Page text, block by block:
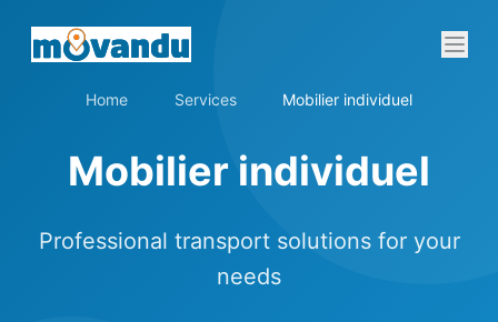
Home Services Mobilier individuel
Mobilier individuel
Professional transport solutions for your
needs